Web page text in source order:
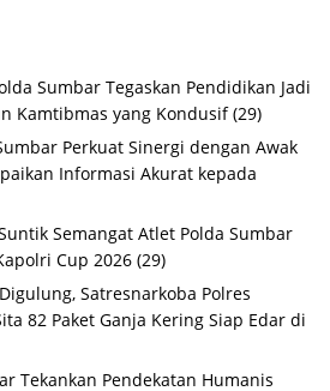
Sumbar Tegaskan Pendidikan Jadi
Kamtibmas yang Kondusif (29)
Perkuat Sinergi dengan Awak
Informasi Akurat kepada
Semangat Atlet Polda Sumbar
Cup 2026 (29)
Satresnarkoba Polres
82 Paket Ganja Kering Siap Edar di
Tekankan Pendekatan Humanis